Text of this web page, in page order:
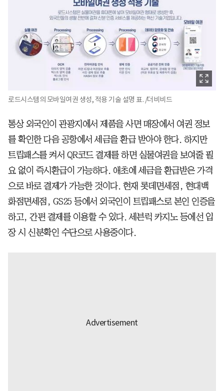
로드시스템의 모바일여권 생성, 적용 기술 설명 표. /더비비드
통상 외국인이 관광지에서 제품을 사면 매장에서 여권 정보
를 확인한 다음 공항에서 세금을 환급 받아야 한다. 하지만
트립패스를 켜서 QR코드 결제를 하면 실물여권을 보여줄 필
요 없이 즉시환급이 가능하다. 애초에 세금을 환급받은 가격
으로 바로 결제가 가능한 것이다. 현재 롯데면세점, 현대백
화점면세점, GS25 등에서 외국인이 트립패스로 본인 인증을
하고, 간편 결제를 이용할 수 있다. 세븐럭 카지노 등에선 입
장 시 신분확인 수단으로 사용중이다.